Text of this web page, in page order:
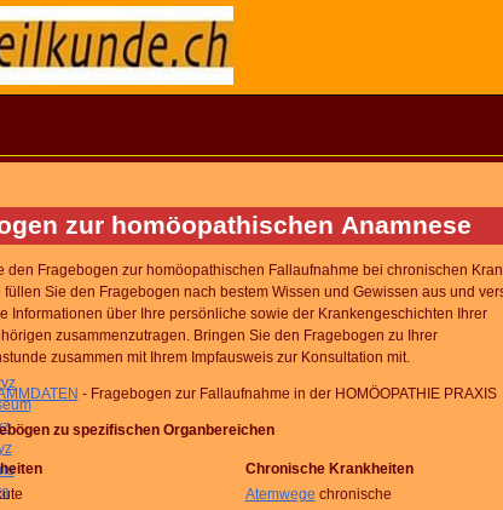
zur homöopathischen Anamnese
den Fragebogen zur homöopathischen Fallaufnahme bei chronischen
füllen Sie den Fragebogen nach bestem Wissen und Gewissen aus und
Informationen über Ihre persönliche sowie der Krankengeschichten Ihrer
zusammenzutragen. Bringen Sie den Fragebogen zu Ihrer
zusammen mit Ihrem Impfausweis zur Konsultation mit.
- Fragebogen zur Fallaufnahme in der HOMÖOPATHIE PRAXIS
zu spezifischen Organbereichen
Chronische Krankheiten
Atemwege chronische